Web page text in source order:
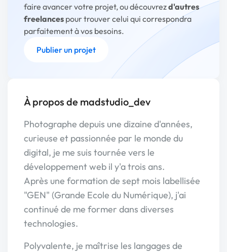
faire avancer votre projet, ou découvrezd'autres
freelances pour trouver celui qui correspondra
parfaitement à vos besoins.
Publier un projet
À propos de madstudio_dev
Photographe depuis une dizaine d'années,
curieuse et passionnée par le monde du
digital, je me suis tournée vers le
développement web il y'a trois ans.
Après une formation de sept mois labellisée
"GEN" (Grande Ecole du Numérique), j'ai
continué de me former dans diverses
technologies.
Polyvalente, je maîtrise les langages de